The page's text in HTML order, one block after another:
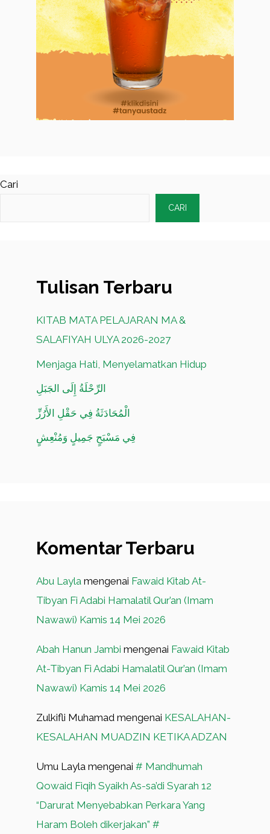
Cari
CARI
Tulisan Terbaru
KITAB MATA PELAJARAN MA &
SALAFIYAH ULYA 2026-2027
Menjaga Hati, Menyelamatkan Hidup
الرِّحْلَةُ إِلَى الجَبَلِ
الْمُحَادَثَةُ فِي حَقْلِ الأَرُزِّ
فِي مَسْبَحٍ جَمِيلٍ وَمُنْعِشٍ
Komentar Terbaru
Abu Layla mengenai Fawaid Kitab At-
Tibyan Fi Adabi Hamalatil Qur’an (Imam
Nawawi) Kamis 14 Mei 2026
Abah Hanun Jambi mengenai Fawaid Kitab
At-Tibyan Fi Adabi Hamalatil Qur’an (Imam
Nawawi) Kamis 14 Mei 2026
Zulkifli Muhamad mengenai KESALAHAN-
KESALAHAN MUADZIN KETIKA ADZAN
Umu Layla mengenai # Mandhumah
Qowaid Fiqih Syaikh As-sa’di Syarah 12
“Darurat Menyebabkan Perkara Yang
Haram Boleh dikerjakan” #